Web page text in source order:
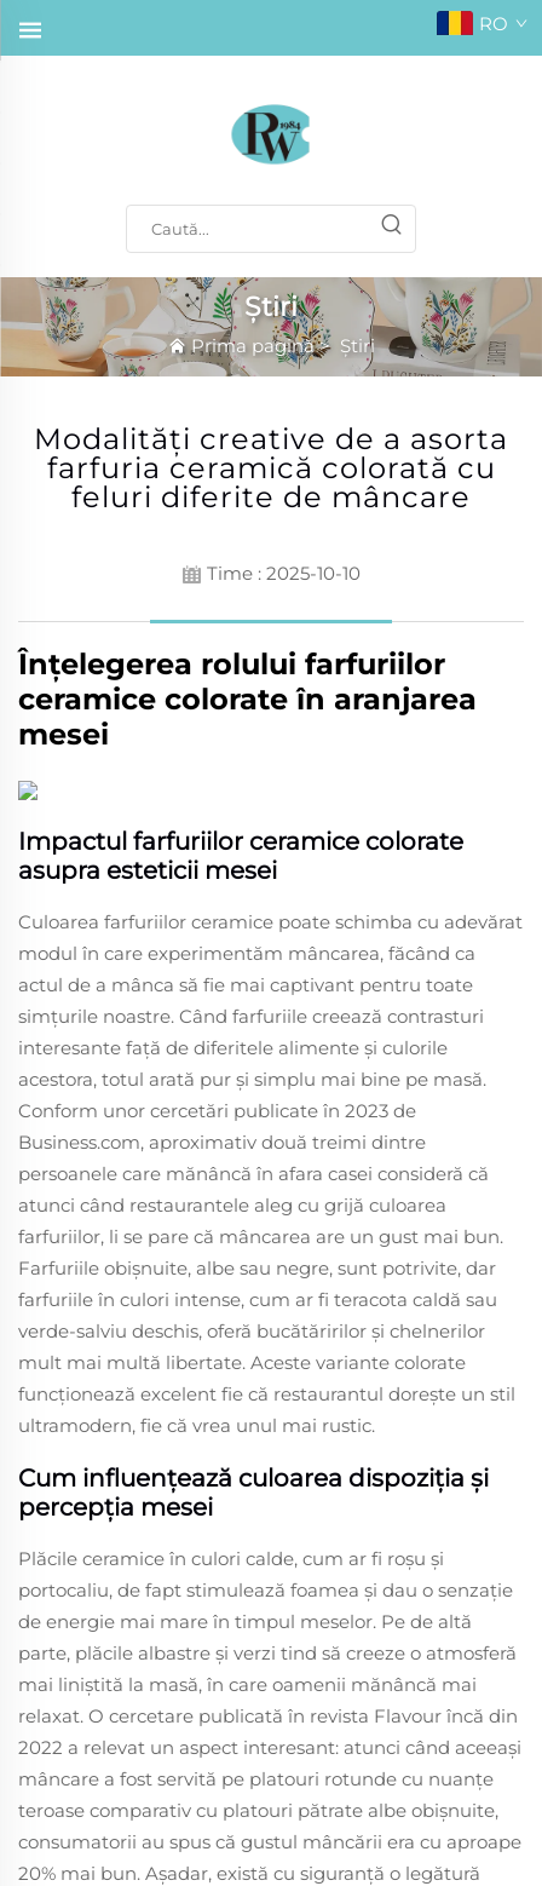
RO
Știri
Prima pagină> Știri
Modalități creative de a asorta
farfuria ceramică colorată cu
feluri diferite de mâncare
Time : 2025-10-10
Înțelegerea rolului farfuriilor
ceramice colorate în aranjarea
mesei
Impactul farfuriilor ceramice colorate
asupra esteticii mesei
Culoarea farfuriilor ceramice poate schimba cu adevărat
modul în care experimentăm mâncarea, făcând ca
actul de a mânca să fie mai captivant pentru toate
simțurile noastre. Când farfuriile creează contrasturi
interesante față de diferitele alimente și culorile
acestora, totul arată pur și simplu mai bine pe masă.
Conform unor cercetări publicate în 2023 de
Business.com, aproximativ două treimi dintre
persoanele care mănâncă în afara casei consideră că
atunci când restaurantele aleg cu grijă culoarea
farfuriilor, li se pare că mâncarea are un gust mai bun.
Farfuriile obișnuite, albe sau negre, sunt potrivite, dar
farfuriile în culori intense, cum ar fi teracota caldă sau
verde-salviu deschis, oferă bucătăririlor și chelnerilor
mult mai multă libertate. Aceste variante colorate
funcționează excelent fie că restaurantul dorește un stil
ultramodern, fie că vrea unul mai rustic.
Cum influențează culoarea dispoziția și
percepția mesei
Plăcile ceramice în culori calde, cum ar fi roșu și
portocaliu, de fapt stimulează foamea și dau o senzație
de energie mai mare în timpul meselor. Pe de altă
parte, plăcile albastre și verzi tind să creeze o atmosferă
mai liniștită la masă, în care oamenii mănâncă mai
relaxat. O cercetare publicată în revista Flavour încă din
2022 a relevat un aspect interesant: atunci când aceeași
mâncare a fost servită pe platouri rotunde cu nuanțe
teroase comparativ cu platouri pătrate albe obișnuite,
consumatorii au spus că gustul mâncării era cu aproape
20% mai bun. Așadar, există cu siguranță o legătură